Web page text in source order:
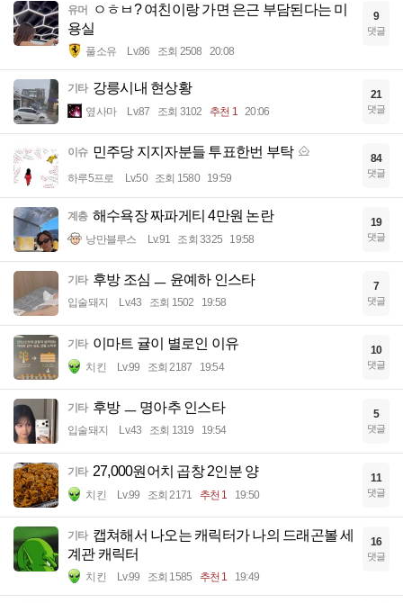
유머
ㅇㅎㅂ? 여친이랑 가면 은근 부담된다는 미
용실
풀소유 Lv.86 조회 2508 20:08
9
댓글
기타 강릉시내 현상황
옆사마 Lv.87 조회 3102 추천 1 20:06
21
댓글
이슈 민주당 지지자분들 투표한번 부탁
하루5프로 Lv.50 조회 1580 19:59
84
댓글
계층 해수욕장 짜파게티 4만원 논란
낭만블루스 Lv.91 조회 3325 19:58
19
댓글
기타 후방 조심 ㅡ 윤예하 인스타
입술돼지 Lv.43 조회 1502 19:58
7
댓글
기타 이마트 귤이 별로인 이유
치킨 Lv.99 조회 2187 19:54
10
댓글
기타 후방 ㅡ 명아추 인스타
입술돼지 Lv.43 조회 1319 19:54
5
댓글
기타 27,000원어치 곱창 2인분 양
치킨 Lv.99 조회 2171 추천 1 19:50
11
댓글
기타 캡쳐해서 나오는 캐릭터가 나의 드래곤볼 세
계관 캐릭터
치킨 Lv.99 조회 1585 추천 1 19:49
16
댓글